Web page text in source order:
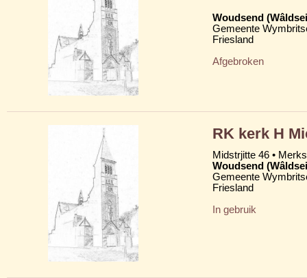
Woudsend
Gemeente
Friesland
Afgebroken
RK kerk H
Midstrjitte 46 •
Woudsend
Gemeente
Friesland
In gebruik